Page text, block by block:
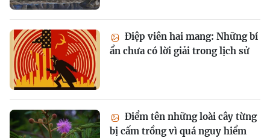
Điệp viên hai mang: Những bí
ẩn chưa có lời giải trong lịch sử
Điểm tên những loài cây từng
bị cấm trồng vì quá nguy hiểm